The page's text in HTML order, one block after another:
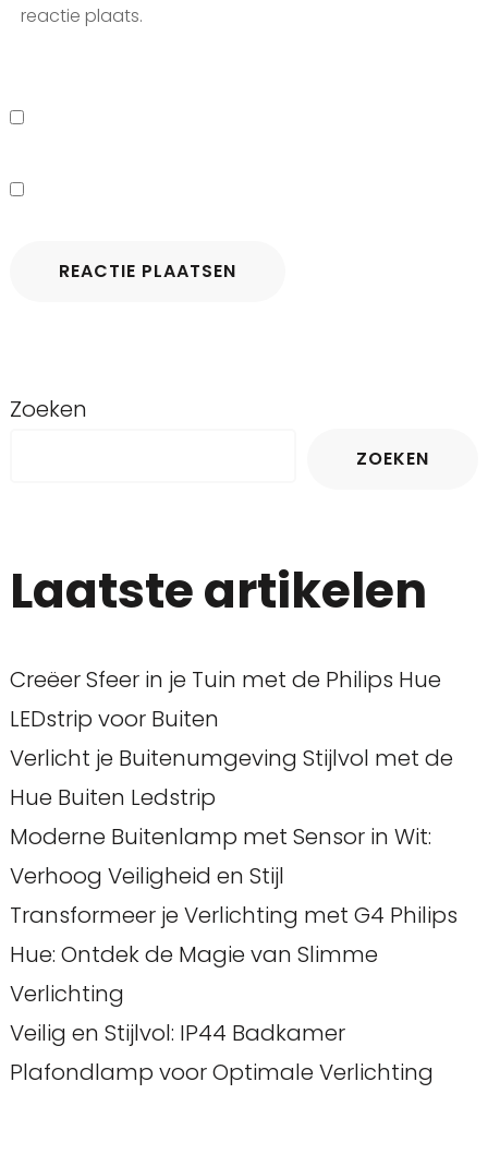
reactie plaats.
Zoeken
ZOEKEN
Laatste artikelen
Creëer Sfeer in je Tuin met de Philips Hue
LEDstrip voor Buiten
Verlicht je Buitenumgeving Stijlvol met de
Hue Buiten Ledstrip
Moderne Buitenlamp met Sensor in Wit:
Verhoog Veiligheid en Stijl
Transformeer je Verlichting met G4 Philips
Hue: Ontdek de Magie van Slimme
Verlichting
Veilig en Stijlvol: IP44 Badkamer
Plafondlamp voor Optimale Verlichting